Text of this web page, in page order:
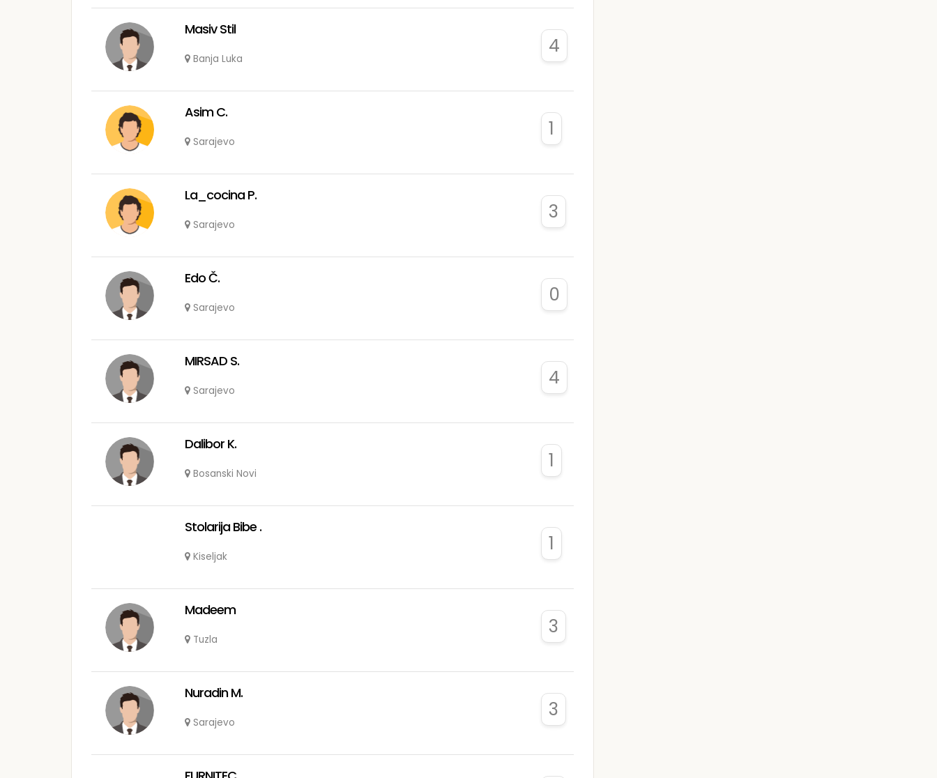
Masiv Stil
Banja Luka
4
Asim C.
Sarajevo
1
La_cocina P.
Sarajevo
3
Edo Č.
Sarajevo
0
MIRSAD S.
Sarajevo
4
Dalibor K.
Bosanski Novi
1
Stolarija Bibe .
Kiseljak
1
Madeem
Tuzla
3
Nuradin M.
Sarajevo
3